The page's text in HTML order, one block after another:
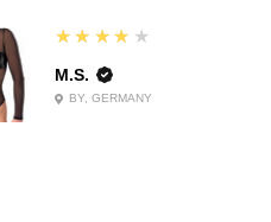
4
★★★★★
M.S.
BY, GERMANY